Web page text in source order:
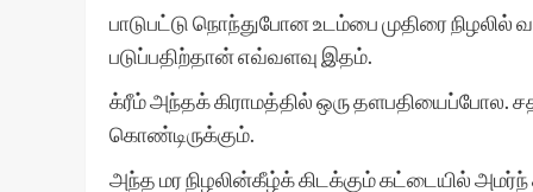
பாடுபட்டு நொந்துபோன உடம்பை முதிரை நிழலில்
படுப்பதிற்தான் எவ்வளவு இதம்.
க்ரீம் அந்தக் கிராமத்தில் ஒரு தளபதியைப்போல.
கொண்டிருக்கும்.
அந்த மர நிழலின்கீழ்க் கிடக்கும் கட்டையில்